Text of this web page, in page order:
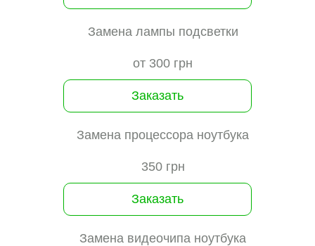
Замена лампы подсветки
от 300 грн
Заказать
Замена процессора ноутбука
350 грн
Заказать
Замена видеочипа ноутбука